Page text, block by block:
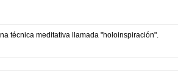
técnica meditativa llamada "holoinspiración".